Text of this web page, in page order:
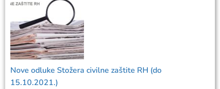
Nove odluke Stožera civilne zaštite RH (do
15.10.2021.)